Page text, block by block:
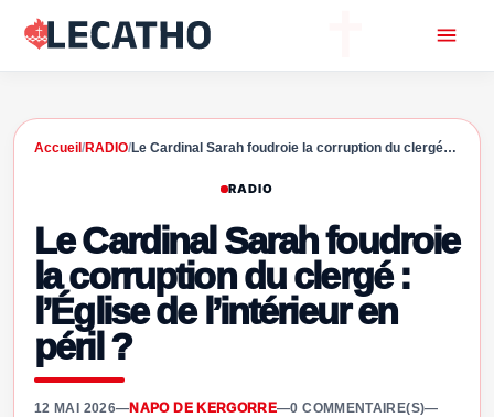
Accueil /RADIO/Le Cardinal Sarah foudroie la corruption du clergé…
RADIO
Le Cardinal Sarah foudroie
la corruption du clergé :
l’Église de l’intérieur en
péril ?
12 MAI 2026—NAPO DE KERGORRE—0 COMMENTAIRE(S)—